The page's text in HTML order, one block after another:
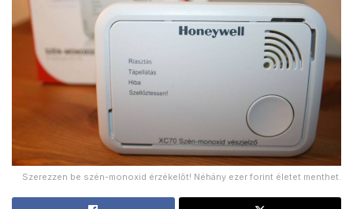
Szerezzen be szén-monoxid érzékelőt! Néhány ezer forint életet menthet.